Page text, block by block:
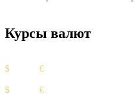
Курсы валют
$
€
$
€